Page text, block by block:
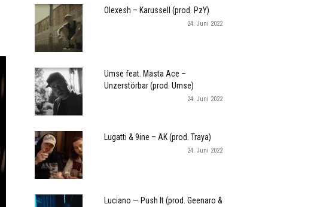
Olexesh – Karussell (prod. PzY)
24. Juni 2022
Umse feat. Masta Ace –
Unzerstörbar (prod. Umse)
24. Juni 2022
Lugatti & 9ine – AK (prod. Traya)
24. Juni 2022
Luciano — Push It (prod. Geenaro &